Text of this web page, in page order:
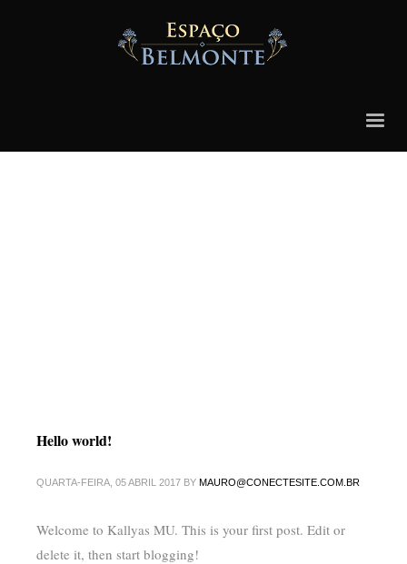
Hello world!
QUARTA-FEIRA, 05 ABRIL 2017 BY MAURO@CONECTESITE.COM.BR
Welcome to Kallyas MU. This is your first post. Edit or
delete it, then start blogging!